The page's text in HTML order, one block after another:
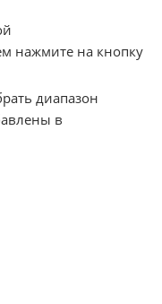
нажмите на кнопку
диапазон
в